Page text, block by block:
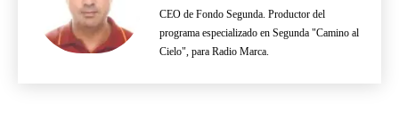
CEO de Fondo Segunda. Productor del
programa especializado en Segunda "Camino al
Cielo", para Radio Marca.